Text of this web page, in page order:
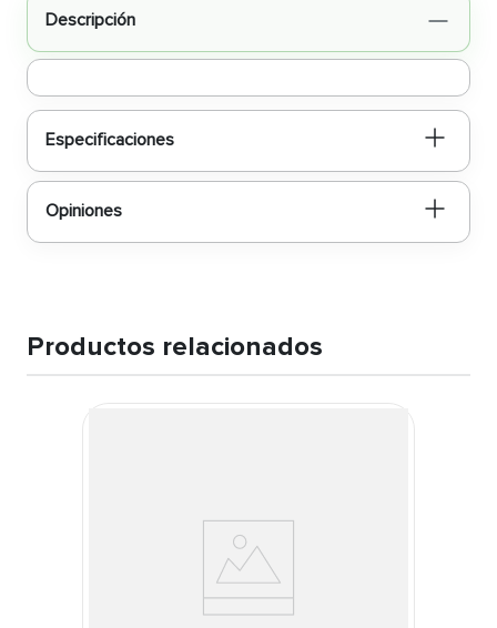
Descripción
Especificaciones
Opiniones
Productos relacionados